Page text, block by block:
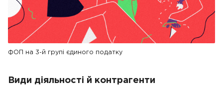
ФОП на 3-й групі єдиного податку
Види діяльності й контрагенти